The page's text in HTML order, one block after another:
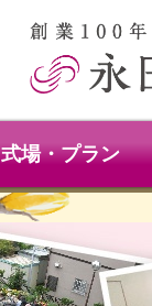
式場・プラン